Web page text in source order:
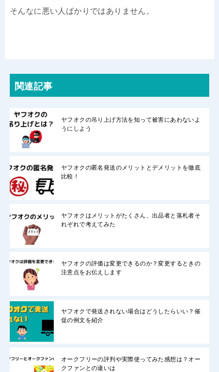
そんなに悪い人ばかりではありません。
関連記事
ヤフオクの吊り上げ方法を知って被害にあわないよ
うにしよう
ヤフオクの匿名発送のメリットとデメリットを徹底
比較！
ヤフオクはメリットがたくさん、出品者と落札者そ
れぞれで考えてみた
ヤフオクの評価は変更できるのか？変更するときの
注意点をお伝えします
ヤフオクで発送されない場合はどうしたらいい？催
促の例文を紹介
オークフリーの評判や実際使ってみた感想は？オー
クファンとの違いは